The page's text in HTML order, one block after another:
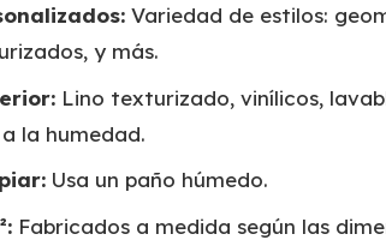
Variedad de estilos:
y más.
Lino texturizado, vinílicos,
la humedad.
Usa un paño húmedo.
Fabricados a medida según las